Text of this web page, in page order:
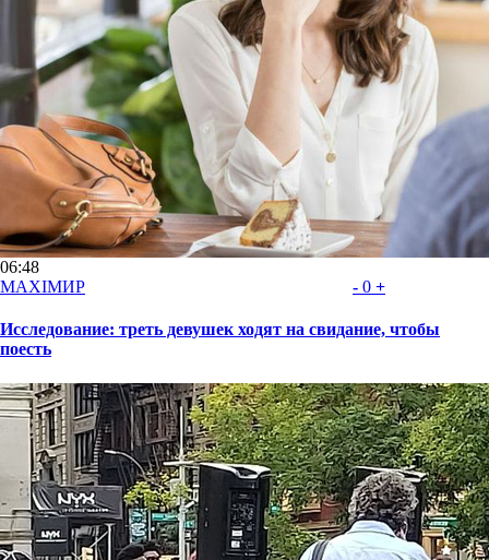
06:48
MAXIMИР
- 0 +
Исследование: треть девушек ходят на свидание, чтобы
поесть